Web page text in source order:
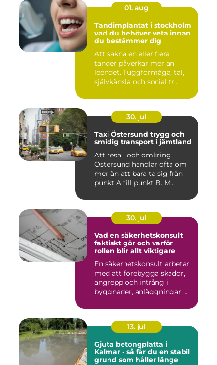
01. aug
Tandimplantat i stockholm
vad du behöver veta innan
du bestämmer dig
Att sakna en eller flera
tänder påverkar mer än
leendet. Tuggförmåga, tal,
självkänsla och social tr...
30. jul
Taxi Östersund trygg och
smidig transport i jämtland
Att resa i och omkring
Östersund handlar ofta om
mer än att bara ta sig från
punkt A till punkt B. M...
30. jul
Vad en säkerhetskonsult
faktiskt gör och varför
rollen blir allt viktigare
En säkerhetskonsult arbetar
med att förebygga skador,
angrepp och intrång i
byggnader, anläggningar ...
13. jul
Gjuta betongplatta i
Kalmar - så får du en stabil
grund som håller länge